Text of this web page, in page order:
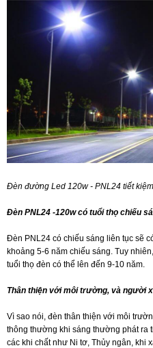
Đèn đường Led 120w - PNL24 tiết
Đèn PNL24 -120w có tuổi thọ chiếu
Đèn PNL24 có chiếu sáng liên tục sẽ
khoảng 5-6 năm chiếu sáng. Tuy
tuổi thọ đèn có thể lên đến 9-10 năm.
Thân thiện với môi trường, và người
Vì sao nói, đèn thân thiện với môi
thông thường khi sáng thường phát ra
các khi chất như Ni tơ, Thủy ngân, khi